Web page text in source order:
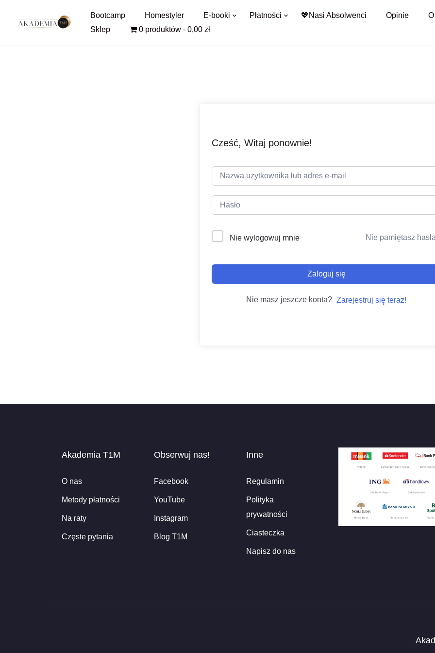
Bootcamp Homestyler E-booki Płatności 💖Nasi Absolwenci Opinie
Sklep
0 produktów 0,00 zł
Cześć, Witaj ponownie!
Nie wylogowuj mnie Nie pamiętasz
Zaloguj się
Nie masz jeszcze konta? Zarejestruj się teraz!
Akademia T1M
O nas
Metody płatności
Na raty
Częste pytania
Obserwuj nas!
Facebook
YouTube
Instagram
Blog T1M
Inne
Regulamin
Polityka
prywatności
Ciasteczka
Napisz do nas